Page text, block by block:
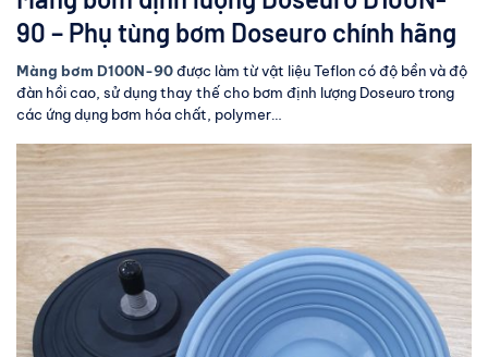
90 – Phụ tùng bơm Doseuro chính hãng
Màng bơm D100N-90được làm từ vật liệu Teflon có độ bền và độ
đàn hồi cao, sử dụng thay thế cho bơm định lượng Doseuro trong
các ứng dụng bơm hóa chất, polymer…